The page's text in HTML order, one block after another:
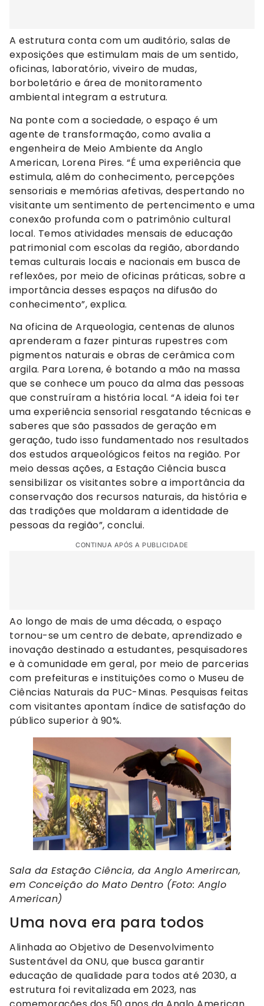
A estrutura conta com um auditório, salas de
exposições que estimulam mais de um sentido,
oficinas, laboratório, viveiro de mudas,
borboletário e área de monitoramento
ambiental integram a estrutura.
Na ponte com a sociedade, o espaço é um
agente de transformação, como avalia a
engenheira de Meio Ambiente da Anglo
American, Lorena Pires. “É uma experiência que
estimula, além do conhecimento, percepções
sensoriais e memórias afetivas, despertando no
visitante um sentimento de pertencimento e uma
conexão profunda com o patrimônio cultural
local. Temos atividades mensais de educação
patrimonial com escolas da região, abordando
temas culturais locais e nacionais em busca de
reflexões, por meio de oficinas práticas, sobre a
importância desses espaços na difusão do
conhecimento”, explica.
Na oficina de Arqueologia, centenas de alunos
aprenderam a fazer pinturas rupestres com
pigmentos naturais e obras de cerâmica com
argila. Para Lorena, é botando a mão na massa
que se conhece um pouco da alma das pessoas
que construíram a história local. “A ideia foi ter
uma experiência sensorial resgatando técnicas e
saberes que são passados de geração em
geração, tudo isso fundamentado nos resultados
dos estudos arqueológicos feitos na região. Por
meio dessas ações, a Estação Ciência busca
sensibilizar os visitantes sobre a importância da
conservação dos recursos naturais, da história e
das tradições que moldaram a identidade de
pessoas da região”, conclui.
CONTINUA APÓS A PUBLICIDADE
Ao longo de mais de uma década, o espaço
tornou-se um centro de debate, aprendizado e
inovação destinado a estudantes, pesquisadores
e à comunidade em geral, por meio de parcerias
com prefeituras e instituições como o Museu de
Ciências Naturais da PUC-Minas. Pesquisas feitas
com visitantes apontam índice de satisfação do
público superior à 90%.
Sala da Estação Ciência, da Anglo Amerircan,
em Conceição do Mato Dentro (Foto: Anglo
American)
Uma nova era para todos
Alinhada ao Objetivo de Desenvolvimento
Sustentável da ONU, que busca garantir
educação de qualidade para todos até 2030, a
estrutura foi revitalizada em 2023, nas